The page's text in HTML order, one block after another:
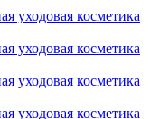
уходовая косметика
уходовая косметика
уходовая косметика
уходовая косметика